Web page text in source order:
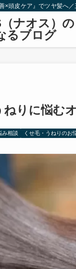
×頭皮ケア』でツヤ髪へ
ナオス）の
るブログ
りに悩む
み相談 くせ毛・うねりのお